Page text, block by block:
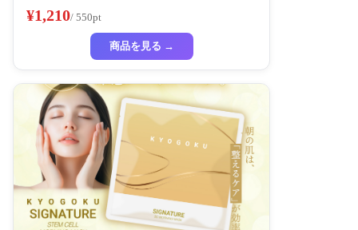
イトニングマスク 超濃厚保湿 ホワイトニング
フェイスパック ビューティーサロン監修者 シ
ートマスク ハイドラ 美容液
¥1,210/ 550pt
商品を見る →